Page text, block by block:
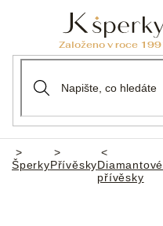
Domů
ŠperkyPřívěskyDiamantové
přívěsky